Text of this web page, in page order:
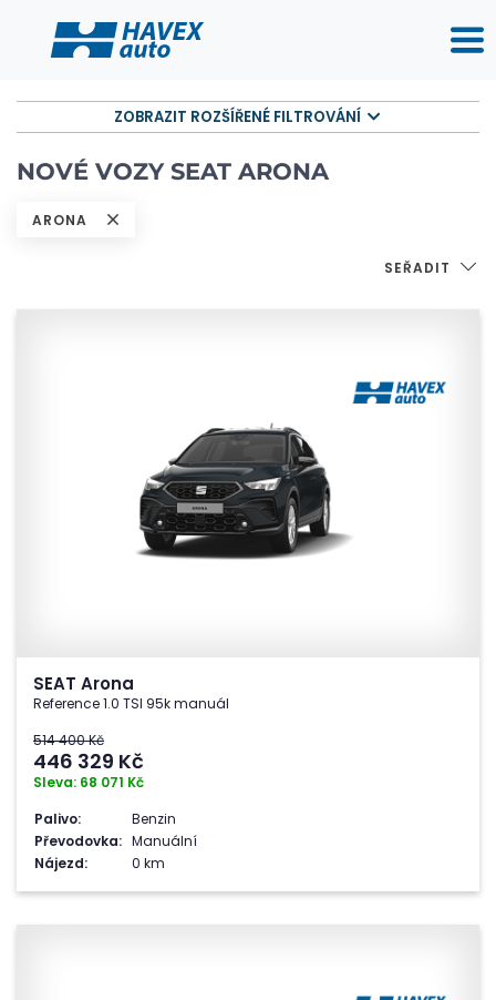
ZOBRAZIT ROZŠÍŘENÉ FILTROVÁNÍ
NOVÉ VOZY SEAT ARONA
ARONA
SEŘADIT
SEAT Arona
Reference 1.0 TSI 95k manuál
514 400 Kč
446 329 Kč
Sleva: 68 071 Kč
Palivo:
Benzin
Převodovka: Manuální
Nájezd:
0 km